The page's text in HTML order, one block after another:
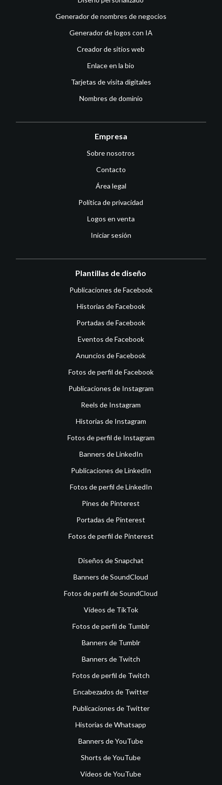
Generador de nombres de negocios
Generador de logos con IA
Creador de sitios web
Enlace en la bio
Tarjetas de visita digitales
Nombres de dominio
Empresa
Sobre nosotros
Contacto
Área legal
Política de privacidad
Logos en venta
Iniciar sesión
Plantillas de diseño
Publicaciones de Facebook
Historias de Facebook
Portadas de Facebook
Eventos de Facebook
Anuncios de Facebook
Fotos de perfil de Facebook
Publicaciones de Instagram
Reels de Instagram
Historias de Instagram
Fotos de perfil de Instagram
Banners de LinkedIn
Publicaciones de LinkedIn
Fotos de perfil de LinkedIn
Pines de Pinterest
Portadas de Pinterest
Fotos de perfil de Pinterest
Diseños de Snapchat
Banners de SoundCloud
Fotos de perfil de SoundCloud
Vídeos de TikTok
Fotos de perfil de Tumblr
Banners de Tumblr
Banners de Twitch
Fotos de perfil de Twitch
Encabezados de Twitter
Publicaciones de Twitter
Historias de Whatsapp
Banners de YouTube
Shorts de YouTube
Vídeos de YouTube